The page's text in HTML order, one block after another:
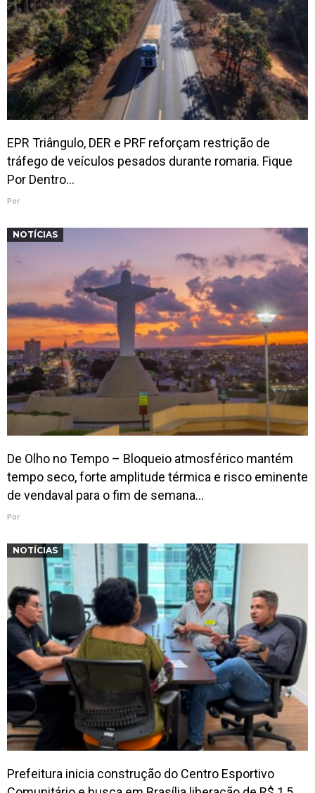
EPR Triângulo, DER e PRF reforçam restrição de
tráfego de veículos pesados durante romaria. Fique
Por Dentro…
Por
NOTÍCIAS
De Olho no Tempo – Bloqueio atmosférico mantém
tempo seco, forte amplitude térmica e risco eminente
de vendaval para o fim de semana…
Por
NOTÍCIAS
Prefeitura inicia construção do Centro Esportivo